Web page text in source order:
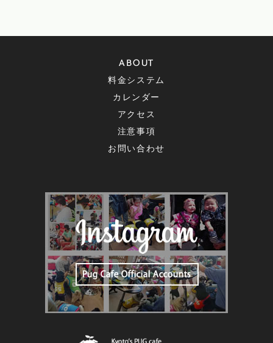
ABOUT
料金システム
カレンダー
アクセス
注意事項
お問い合わせ